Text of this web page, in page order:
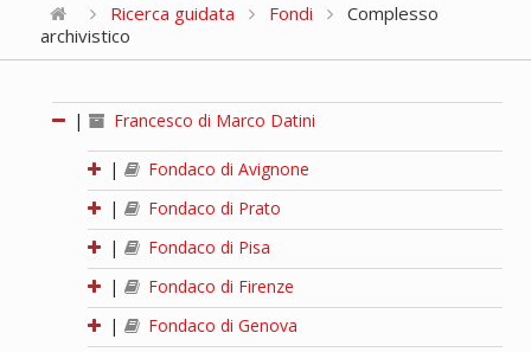
Ricerca guidata Fondi
Complesso
archivistico
| Francesco di Marco Datini
|
Fondaco di Avignone
|
Fondaco di Prato
|
Fondaco di Pisa
|
Fondaco di Firenze
|
Fondaco di Genova